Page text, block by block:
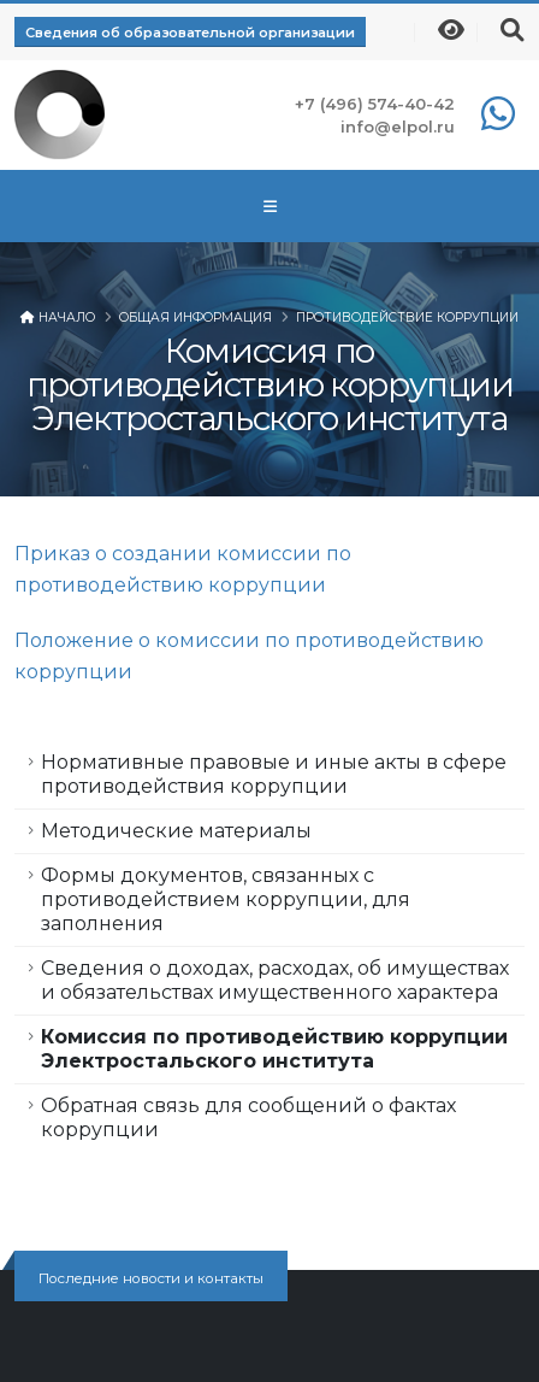
Сведения об образовательной организации
+7 (496) 574-40-42
info@elpol.ru
Комиссия по
противодействию коррупции
Электростальского института
НАЧАЛО ОБЩАЯ ИНФОРМАЦИЯ ПРОТИВОДЕЙСТВИЕ КОРРУПЦИИ
Нормативные правовые и иные акты в сфере
противодействия коррупции
Методические материалы
Формы документов, связанных с
противодействием коррупции, для
заполнения
Сведения о доходах, расходах, об имуществах
и обязательствах имущественного характера
Комиссия по противодействию коррупции
Электростальского института
Обратная связь для сообщений о фактах
коррупции
Приказ о создании комиссии по
противодействию коррупции
Положение о комиссии по противодействию
коррупции
Последние новости и контакты